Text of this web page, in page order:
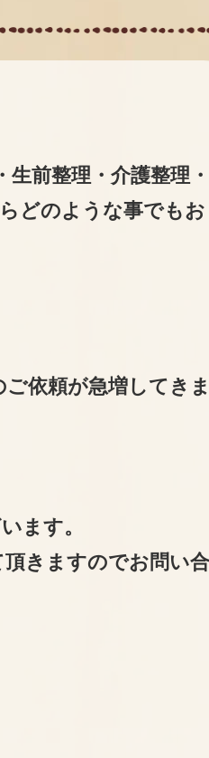
前整理・介護整理・
どのような事でもお
依頼が急増してきま
ます。
きますのでお問い合